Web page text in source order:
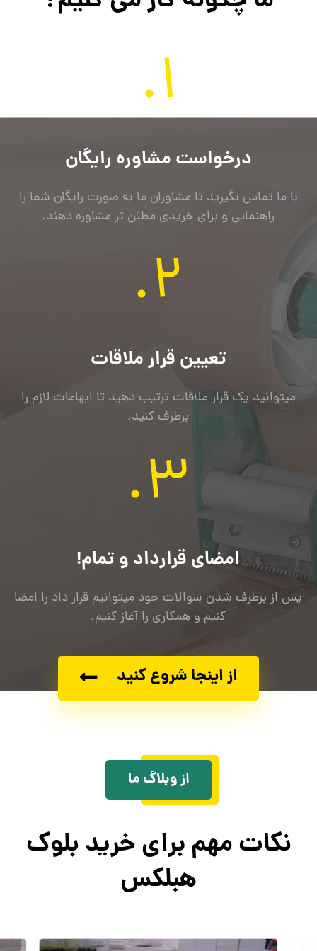
1.
درخواست مشاوره رایگان
با ما تماس بگیرید تا مشاوران ما به صورت رایگان شما را
راهنمایی و برای خریدی مطئن تر مشاوره دهند.
2.
تعیین قرار ملاقات
میتوانید یک قرار ملاقات ترتیب دهید تا ابهامات لازم را
برطرف کنید.
3.
امضای قرارداد و تمام!
پس از برطرف شدن سوالات خود میتوانیم قرار داد را امضا
کنیم و همکاری را آغاز کنیم.
از اینجا شروع کنید
از وبلاگ ما
نکات مهم برای خرید بلوک
هبلکس